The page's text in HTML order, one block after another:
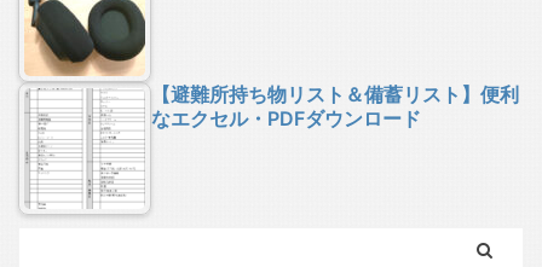
【避難所持ち物リスト＆備蓄リスト】便利
なエクセル・PDFダウンロード